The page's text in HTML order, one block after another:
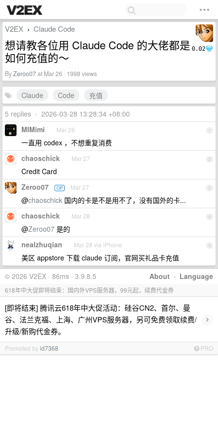
0.02
V2EX › Claude Code
想请教各位用 Claude Code 的大佬都是
如何充值的～
ByZeroo07at Mar 26 · 1998 views
Claude Code
充值
5 replies • 2026-03-28 13:28:34 +08:00
1
MIMimi Mar 26
一直用 codex ，不想重复消费
2
chaoschick Mar 27
Credit Card
3
Zeroo07 OP Mar 27
@chaoschick 国内的卡是不是用不了，没有国外的卡...
4
chaoschick Mar 28
@Zeroo07 是的
5
nealzhuqian Mar 28 via iPhone
美区 appstore 下载 claude 订阅，官网买礼品卡充值
About · Language
© 2026 V2EX · 86ms · 3.9.8.5
618年中大促即将结束：国内外VPS服务器，99元起，续费代金券
[即将结束] 腾讯云618年中大促活动：硅谷CN2、首尔、曼
谷、法兰克福、上海、广州VPS服务器，另可免费领取续费/
升级/新购代金券。
›
Promoted byid7368 PRO